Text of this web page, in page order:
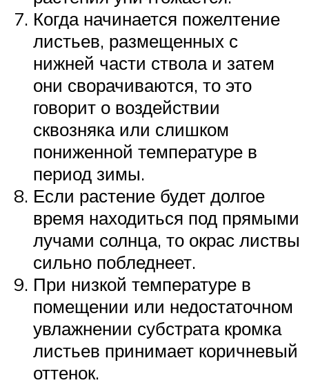
Когда начинается пожелтение
листьев, размещенных с
нижней части ствола и затем
они сворачиваются, то это
говорит о воздействии
сквозняка или слишком
пониженной температуре в
период зимы.
Если растение будет долгое
время находиться под прямыми
лучами солнца, то окрас листвы
сильно побледнеет.
При низкой температуре в
помещении или недостаточном
увлажнении субстрата кромка
листьев принимает коричневый
оттенок.